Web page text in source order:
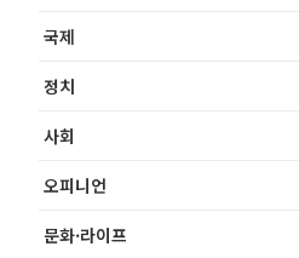
국제
정치
사회
오피니언
문화·라이프